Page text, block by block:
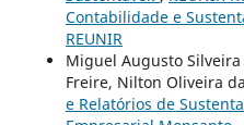
Contabilidade e
REUNIR
Miguel Augusto
Freire, Nilton Oliveira
e Relatórios de